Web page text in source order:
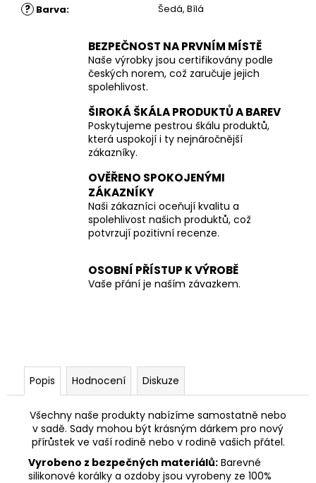
? Barva: Šedá, Bílá
BEZPEČNOST NA PRVNÍM MÍSTĚ
Naše výrobky jsou certifikovány podle
českých norem, což zaručuje jejich
spolehlivost.
ŠIROKÁ ŠKÁLA PRODUKTŮ A BAREV
Poskytujeme pestrou škálu produktů,
která uspokojí i ty nejnáročnější
zákazníky.
OVĚŘENO SPOKOJENÝMI
ZÁKAZNÍKY
Naši zákazníci oceňují kvalitu a
spolehlivost našich produktů, což
potvrzují pozitivní recenze.
OSOBNÍ PŘÍSTUP K VÝROBĚ
Vaše přání je naším závazkem.
Popis Hodnocení Diskuze
Všechny naše produkty nabízíme samostatně nebo
v sadě. Sady mohou být krásným dárkem pro nový
přírůstek ve vaší rodině nebo v rodině vašich přátel.
Vyrobeno z bezpečných materiálů: Barevné
silikonové korálky a ozdoby jsou vyrobeny ze 100%